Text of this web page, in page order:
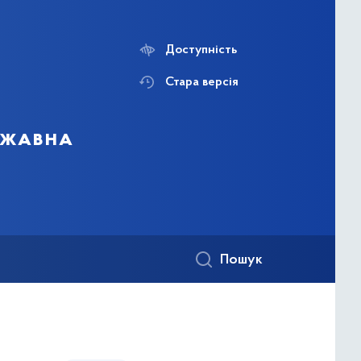
Доступність
Стара версія
Пошук